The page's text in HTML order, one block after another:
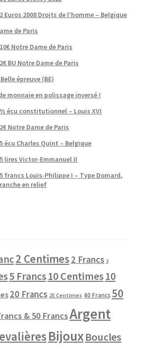
Euros 2008 Droits de l’homme – Belgique
de Paris
Notre Dame de Paris
BU Notre Dame de Paris
épreuve (BE)
monnaie en polissage inversé !
écu constitutionnel – Louis XVI
Notre Dame de Paris
écu Charles Quint – Belgique
lires Victor-Emmanuel II
francs Louis-Philippe I – Type Domard,
en relief
2 Centimes 2 Francs 3
5 Francs10 Centimes10
20 Francs 25 Centimes 40 Francs 50
& 50 FrancsArgent
BijouxBoucles